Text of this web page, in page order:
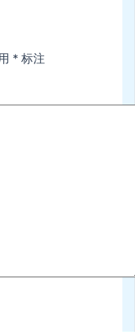
* 标注